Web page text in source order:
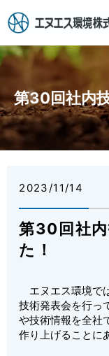
第30回社内
2023/11/14
第30回社
た！
エヌエス環境で
技術発表会を行っ
や技術情報を全社
作り上げることに